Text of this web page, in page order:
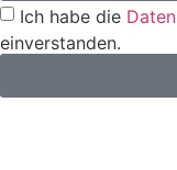
Ich habe die
einverstanden.